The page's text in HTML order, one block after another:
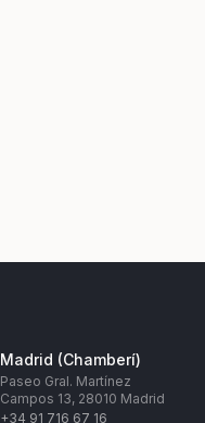
Madrid (Chamberí)
Paseo Gral. Martínez
Campos 13, 28010 Madrid
+34 91 716 67 16